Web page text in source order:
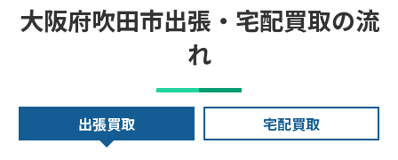
大阪府吹田市出張・宅配買取の流
れ
出張買取 宅配買取